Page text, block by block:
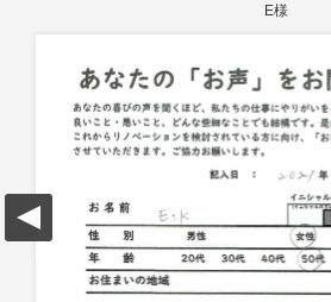
E様